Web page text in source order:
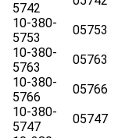
5742
10-380-
5753
05753
10-380-
5763
05763
10-380-
5766
05766
10-380-
5747
05747